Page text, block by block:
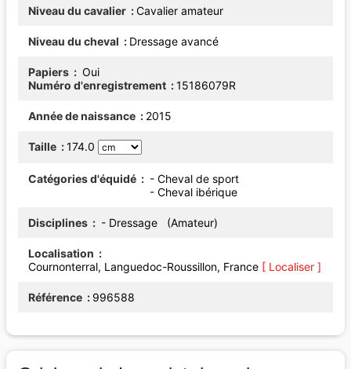
Niveau du cavalier Cavalier amateur
Niveau du cheval Dressage avancé
Papiers
Oui
Numéro d'enregistrement
15186079R
Année de naissance 2015
Taille 174.0
Catégories d'équidé
- Cheval de sport
- Cheval ibérique
Disciplines - Dressage (Amateur)
Localisation
Cournonterral, Languedoc-Roussillon, France [ Localiser ]
Référence 996588